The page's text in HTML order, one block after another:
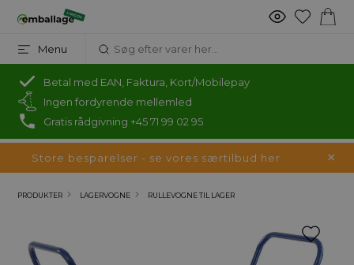
Menu
Betal med EAN, Faktura, Kort/Mobilepay
Ingen fordyrende mellemled
Gratis rådgivning +45 71 99 02 95
Store besparelser - se vores særtilbud her
PRODUKTER LAGERVOGNE RULLEVOGNE TIL LAGER